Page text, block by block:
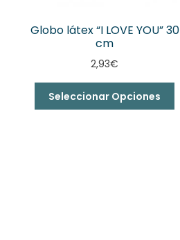
Globo látex “I LOVE YOU” 30
cm
2,93€
Seleccionar Opciones